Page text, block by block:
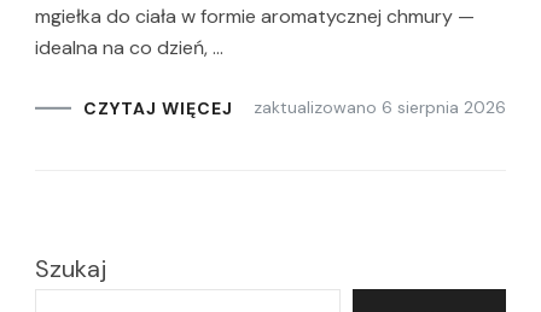
mgiełka do ciała w formie aromatycznej chmury —
idealna na co dzień, …
CZYTAJ WIĘCEJ zaktualizowano 6 sierpnia 2026
Szukaj